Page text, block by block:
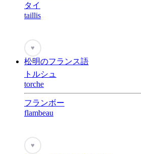
タイ
taillis
♥
松明のフランス語
トルシュ
torche
フランボー
flambeau
♥